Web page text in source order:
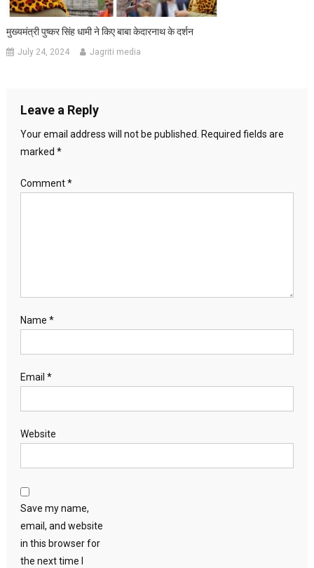
मुख्यमंत्री पुष्कर सिंह धामी ने किए बाबा केदारनाथ के दर्शन
July 24, 2024 Jagriti media
Leave a Reply
Your email address will not be published. Required fields are
marked *
Comment*
Name *
Email *
Website
Save my name,
email, and website
in this browser for
the next time I